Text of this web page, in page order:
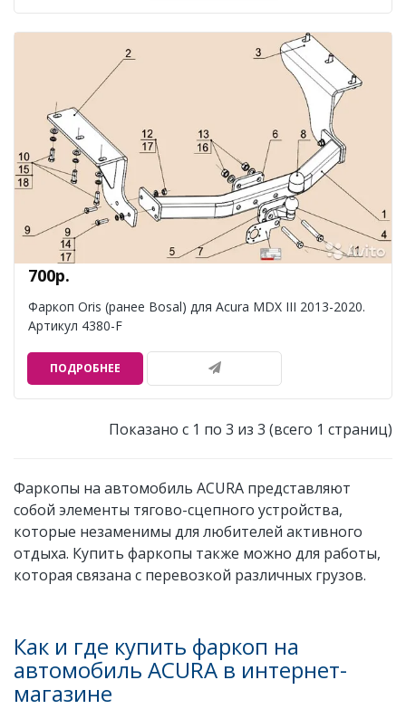
700р.
Фаркоп Oris (ранее Bosal) для Acura MDX III 2013-2020.
Артикул 4380-F
ПОДРОБНЕЕ
Показано с 1 по 3 из 3 (всего 1 страниц)
Фаркопы на автомобиль ACURA представляют
собой элементы тягово-сцепного устройства,
которые незаменимы для любителей активного
отдыха. Купить фаркопы также можно для работы,
которая связана с перевозкой различных грузов.
Как и где купить фаркоп на
автомобиль ACURA в интернет-
магазине